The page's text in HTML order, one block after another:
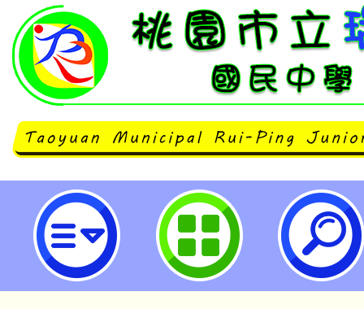
大園國際高級中等學校國際文憑專
分發入學簡章公告事宜-桃園市立